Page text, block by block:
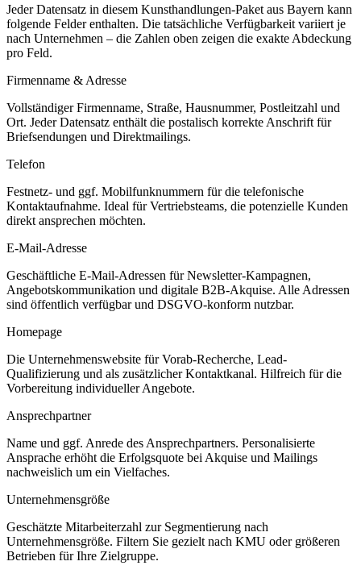
Jeder Datensatz in diesem Kunsthandlungen-Paket aus Bayern kann
folgende Felder enthalten. Die tatsächliche Verfügbarkeit variiert je
nach Unternehmen – die Zahlen oben zeigen die exakte Abdeckung
pro Feld.
Firmenname & Adresse
Vollständiger Firmenname, Straße, Hausnummer, Postleitzahl und
Ort. Jeder Datensatz enthält die postalisch korrekte Anschrift für
Briefsendungen und Direktmailings.
Telefon
Festnetz- und ggf. Mobilfunknummern für die telefonische
Kontaktaufnahme. Ideal für Vertriebsteams, die potenzielle Kunden
direkt ansprechen möchten.
E-Mail-Adresse
Geschäftliche E-Mail-Adressen für Newsletter-Kampagnen,
Angebotskommunikation und digitale B2B-Akquise. Alle Adressen
sind öffentlich verfügbar und DSGVO-konform nutzbar.
Homepage
Die Unternehmenswebsite für Vorab-Recherche, Lead-
Qualifizierung und als zusätzlicher Kontaktkanal. Hilfreich für die
Vorbereitung individueller Angebote.
Ansprechpartner
Name und ggf. Anrede des Ansprechpartners. Personalisierte
Ansprache erhöht die Erfolgsquote bei Akquise und Mailings
nachweislich um ein Vielfaches.
Unternehmensgröße
Geschätzte Mitarbeiterzahl zur Segmentierung nach
Unternehmensgröße. Filtern Sie gezielt nach KMU oder größeren
Betrieben für Ihre Zielgruppe.